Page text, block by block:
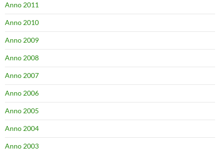
Anno 2011
Anno 2010
Anno 2009
Anno 2008
Anno 2007
Anno 2006
Anno 2005
Anno 2004
Anno 2003